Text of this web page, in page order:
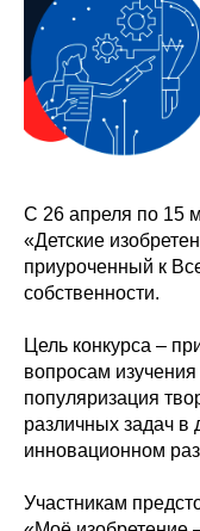
С 26 апреля по 15
«Детские
приуроченный к
собственности.
Цель конкурса –
вопросам изучения
популяризация
различных задач в
инновационном
Участникам